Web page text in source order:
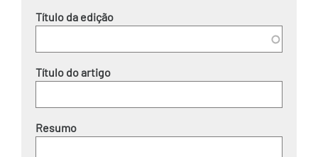
Título da edição
Título do artigo
Resumo